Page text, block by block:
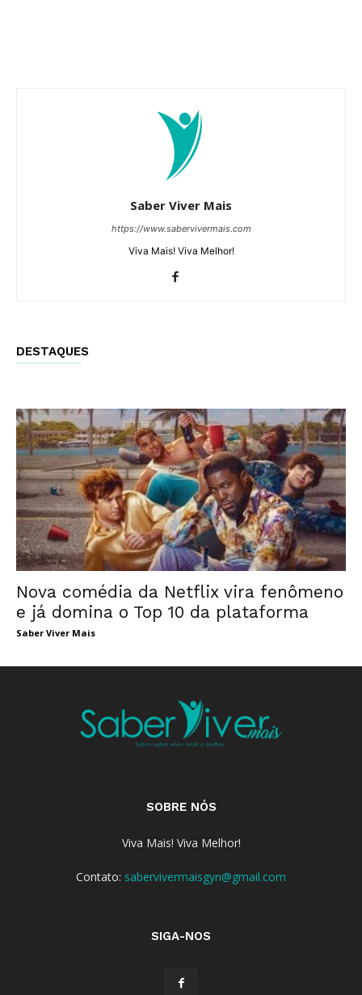
Saber Viver Mais
https://www.sabervivermais.com
Viva Mais! Viva Melhor!
DESTAQUES
Nova comédia da Netflix vira fenômeno
e já domina o Top 10 da plataforma
Saber Viver Mais
SOBRE NÓS
Viva Mais! Viva Melhor!
Contato: sabervivermaisgyn@gmail.com
SIGA-NOS